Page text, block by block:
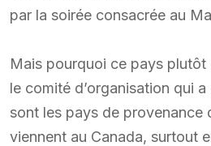
par la soirée consacrée au
Mais pourquoi ce pays plutôt
le comité d’organisation qui
sont les pays de provenance
viennent au Canada, surtout